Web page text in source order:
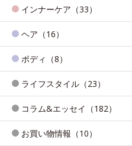
インナーケア（33）
ヘア（16）
ボディ（8）
ライフスタイル（23）
コラム&エッセイ（182）
お買い物情報（10）